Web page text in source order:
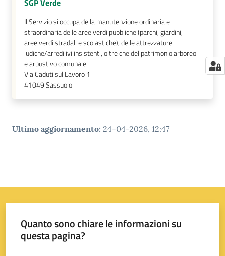
SGP Verde
Il Servizio si occupa della manutenzione ordinaria e
straordinaria delle aree verdi pubbliche (parchi, giardini,
aree verdi stradali e scolastiche), delle attrezzature
ludiche/arredi ivi insistenti, oltre che del patrimonio arboreo
e arbustivo comunale.
Via Caduti sul Lavoro 1
41049Sassuolo
Ultimo aggiornamento: 24-04-2026, 12:47
Quanto sono chiare le informazioni su
questa pagina?